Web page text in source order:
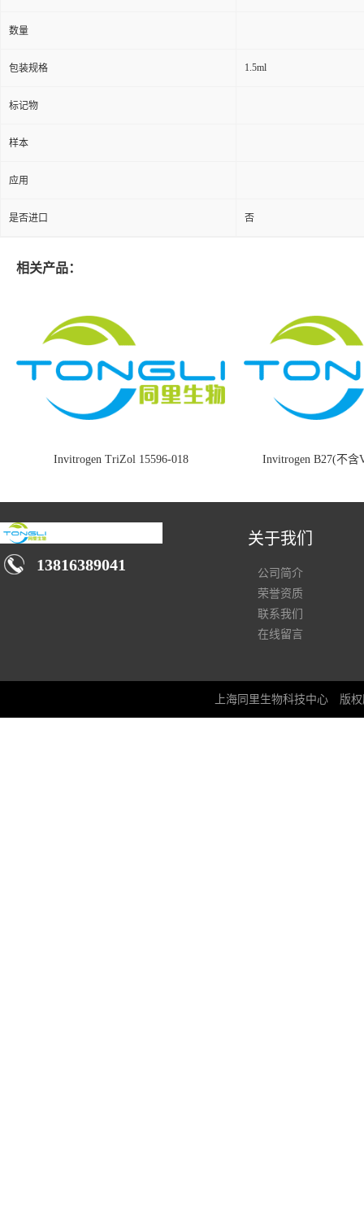
数量
包装规格 1.5ml
标记物
样本
应用
是否进口 否
相关产品：
Invitrogen TriZol 15596-018 Invitrogen B27(不含
13816389041
关于我们
公司简介
荣誉资质
联系我们
在线留言
上海同里生物科技中心 版